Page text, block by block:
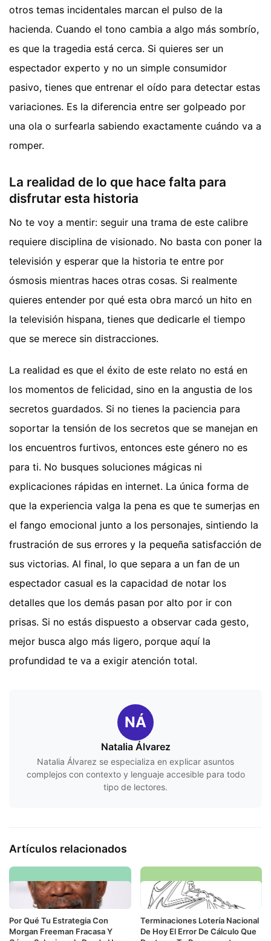
otros temas incidentales marcan el pulso de la
hacienda. Cuando el tono cambia a algo más sombrío,
es que la tragedia está cerca. Si quieres ser un
espectador experto y no un simple consumidor
pasivo, tienes que entrenar el oído para detectar estas
variaciones. Es la diferencia entre ser golpeado por
una ola o surfearla sabiendo exactamente cuándo va a
romper.
La realidad de lo que hace falta para
disfrutar esta historia
No te voy a mentir: seguir una trama de este calibre
requiere disciplina de visionado. No basta con poner la
televisión y esperar que la historia te entre por
ósmosis mientras haces otras cosas. Si realmente
quieres entender por qué esta obra marcó un hito en
la televisión hispana, tienes que dedicarle el tiempo
que se merece sin distracciones.
La realidad es que el éxito de este relato no está en
los momentos de felicidad, sino en la angustia de los
secretos guardados. Si no tienes la paciencia para
soportar la tensión de los secretos que se manejan en
los encuentros furtivos, entonces este género no es
para ti. No busques soluciones mágicas ni
explicaciones rápidas en internet. La única forma de
que la experiencia valga la pena es que te sumerjas en
el fango emocional junto a los personajes, sintiendo la
frustración de sus errores y la pequeña satisfacción de
sus victorias. Al final, lo que separa a un fan de un
espectador casual es la capacidad de notar los
detalles que los demás pasan por alto por ir con
prisas. Si no estás dispuesto a observar cada gesto,
mejor busca algo más ligero, porque aquí la
profundidad te va a exigir atención total.
NÁ
Natalia Álvarez
Natalia Álvarez se especializa en explicar asuntos
complejos con contexto y lenguaje accesible para todo
tipo de lectores.
Artículos relacionados
Por Qué Tu Estrategia Con
Morgan Freeman Fracasa Y
Terminaciones Lotería Nacional
De Hoy El Error De Cálculo Que